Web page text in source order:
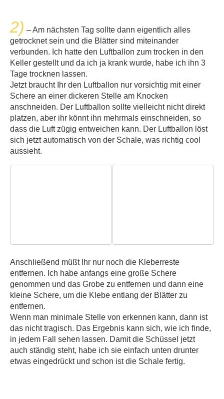
2) – Am nächsten Tag sollte dann eigentlich alles
getrocknet sein und die Blätter sind miteinander
verbunden. Ich hatte den Luftballon zum trocken in den
Keller gestellt und da ich ja krank wurde, habe ich ihn 3
Tage trocknen lassen.
Jetzt braucht Ihr den Luftballon nur vorsichtig mit einer
Schere an einer dickeren Stelle am Knocken
anschneiden. Der Luftballon sollte vielleicht nicht direkt
platzen, aber ihr könnt ihn mehrmals einschneiden, so
dass die Luft zügig entweichen kann. Der Luftballon löst
sich jetzt automatisch von der Schale, was richtig cool
aussieht.
Anschließend müßt Ihr nur noch die Kleberreste
entfernen. Ich habe anfangs eine große Schere
genommen und das Grobe zu entfernen und dann eine
kleine Schere, um die Klebe entlang der Blätter zu
entfernen.
Wenn man minimale Stelle von erkennen kann, dann ist
das nicht tragisch. Das Ergebnis kann sich, wie ich finde,
in jedem Fall sehen lassen. Damit die Schüssel jetzt
auch ständig steht, habe ich sie einfach unten drunter
etwas eingedrückt und schon ist die Schale fertig.